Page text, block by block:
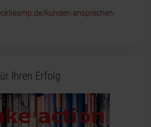
kunden-ansprechen-
Ihren Erfolg